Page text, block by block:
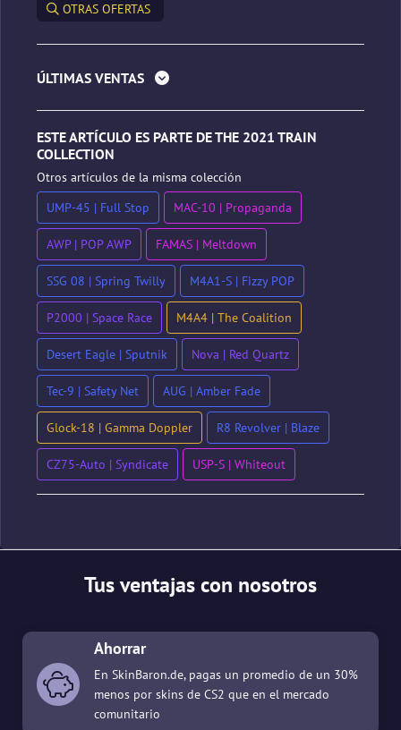
OTRAS OFERTAS
ÚLTIMAS VENTAS
ESTE ARTÍCULO ES PARTE DE THE 2021 TRAIN
COLLECTION
Otros artículos de la misma colección
UMP-45 | Full Stop
MAC-10 | Propaganda
AWP | POP AWP FAMAS | Meltdown
SSG 08 | Spring Twilly M4A1-S | Fizzy POP
P2000 | Space Race M4A4 | The Coalition
Desert Eagle | Sputnik Nova | Red Quartz
Tec-9 | Safety Net AUG | Amber Fade
Glock-18 | Gamma Doppler R8 Revolver | Blaze
CZ75-Auto | Syndicate USP-S | Whiteout
Tus ventajas con nosotros
Ahorrar
En SkinBaron.de, pagas un promedio de un 30%
menos por skins de CS2 que en el mercado
comunitario